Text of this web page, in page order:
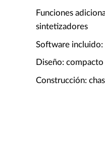
Funciones
sintetizadores
Software incluido:
Diseño:
Construcción: